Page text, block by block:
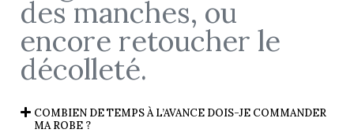
des manches, ou
encore retoucher le
décolleté.
COMBIEN DE TEMPS À L’AVANCE DOIS-JE COMMANDER
MA ROBE ?